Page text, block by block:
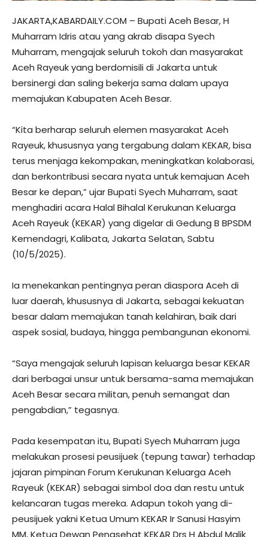
JAKARTA,KABARDAILY.COM – Bupati Aceh Besar, H
Muharram Idris atau yang akrab disapa Syech
Muharram, mengajak seluruh tokoh dan masyarakat
Aceh Rayeuk yang berdomisili di Jakarta untuk
bersinergi dan saling bekerja sama dalam upaya
memajukan Kabupaten Aceh Besar.
“Kita berharap seluruh elemen masyarakat Aceh
Rayeuk, khususnya yang tergabung dalam KEKAR, bisa
terus menjaga kekompakan, meningkatkan kolaborasi,
dan berkontribusi secara nyata untuk kemajuan Aceh
Besar ke depan,” ujar Bupati Syech Muharram, saat
menghadiri acara Halal Bihalal Kerukunan Keluarga
Aceh Rayeuk (KEKAR) yang digelar di Gedung B BPSDM
Kemendagri, Kalibata, Jakarta Selatan, Sabtu
(10/5/2025).
Ia menekankan pentingnya peran diaspora Aceh di
luar daerah, khususnya di Jakarta, sebagai kekuatan
besar dalam memajukan tanah kelahiran, baik dari
aspek sosial, budaya, hingga pembangunan ekonomi.
“Saya mengajak seluruh lapisan keluarga besar KEKAR
dari berbagai unsur untuk bersama-sama memajukan
Aceh Besar secara militan, penuh semangat dan
pengabdian,” tegasnya.
Pada kesempatan itu, Bupati Syech Muharram juga
melakukan prosesi peusijuek (tepung tawar) terhadap
jajaran pimpinan Forum Kerukunan Keluarga Aceh
Rayeuk (KEKAR) sebagai simbol doa dan restu untuk
kelancaran tugas mereka. Adapun tokoh yang di-
peusijuek yakni Ketua Umum KEKAR Ir Sanusi Hasyim
MM, Ketua Dewan Penasehat KEKAR Drs H Abdul Malik